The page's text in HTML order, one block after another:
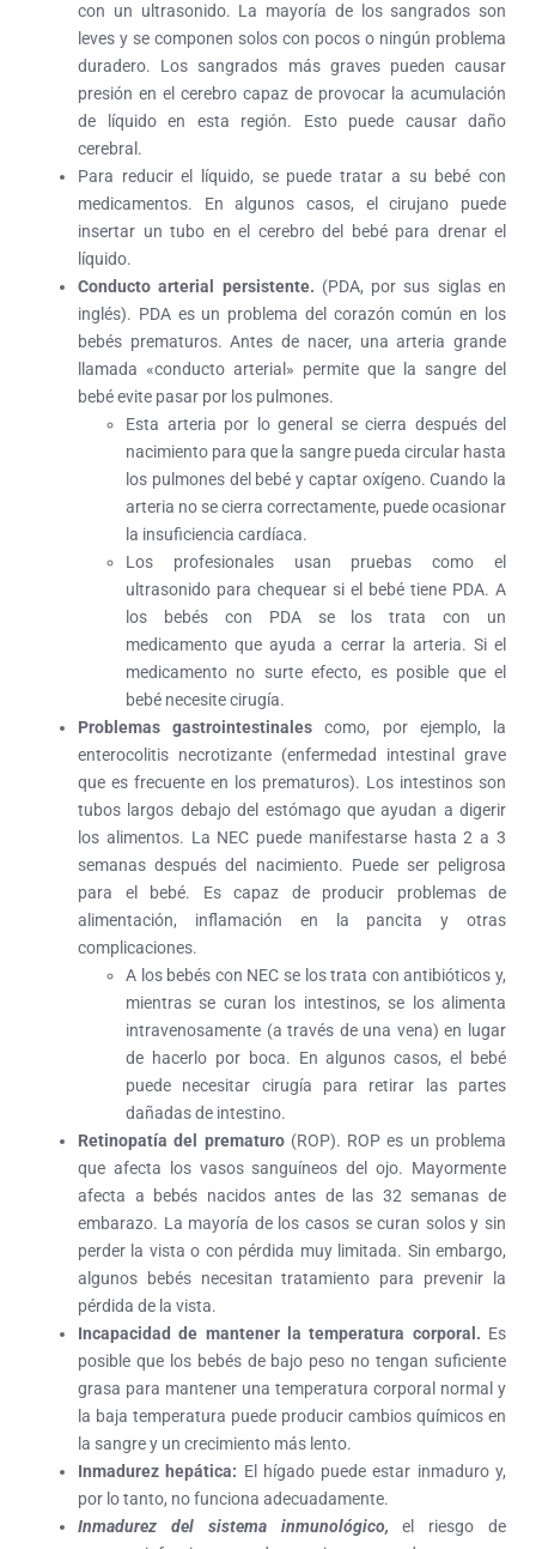
con un ultrasonido. La mayoría de los sangrados son
leves y se componen solos con pocos o ningún problema
duradero. Los sangrados más graves pueden causar
presión en el cerebro capaz de provocar la acumulación
de líquido en esta región. Esto puede causar daño
cerebral.
Para reducir el líquido, se puede tratar a su bebé con
medicamentos. En algunos casos, el cirujano puede
insertar un tubo en el cerebro del bebé para drenar el
líquido.
Conducto arterial persistente. (PDA, por sus siglas en
inglés). PDA es un problema del corazón común en los
bebés prematuros. Antes de nacer, una arteria grande
llamada «conducto arterial» permite que la sangre del
bebé evite pasar por los pulmones.
Esta arteria por lo general se cierra después del
nacimiento para que la sangre pueda circular hasta
los pulmones del bebé y captar oxígeno. Cuando la
arteria no se cierra correctamente, puede ocasionar
la insuficiencia cardíaca.
Los profesionales usan pruebas como el
ultrasonido para chequear si el bebé tiene PDA. A
los bebés con PDA se los trata con un
medicamento que ayuda a cerrar la arteria. Si el
medicamento no surte efecto, es posible que el
bebé necesite cirugía.
Problemas gastrointestinales como, por ejemplo, la
enterocolitis necrotizante (enfermedad intestinal grave
que es frecuente en los prematuros). Los intestinos son
tubos largos debajo del estómago que ayudan a digerir
los alimentos. La NEC puede manifestarse hasta 2 a 3
semanas después del nacimiento. Puede ser peligrosa
para el bebé. Es capaz de producir problemas de
alimentación, inflamación en la pancita y otras
complicaciones.
A los bebés con NEC se los trata con antibióticos y,
mientras se curan los intestinos, se los alimenta
intravenosamente (a través de una vena) en lugar
de hacerlo por boca. En algunos casos, el bebé
puede necesitar cirugía para retirar las partes
dañadas de intestino.
Retinopatía del prematuro (ROP). ROP es un problema
que afecta los vasos sanguíneos del ojo. Mayormente
afecta a bebés nacidos antes de las 32 semanas de
embarazo. La mayoría de los casos se curan solos y sin
perder la vista o con pérdida muy limitada. Sin embargo,
algunos bebés necesitan tratamiento para prevenir la
pérdida de la vista.
Incapacidad de mantener la temperatura corporal. Es
posible que los bebés de bajo peso no tengan suficiente
grasa para mantener una temperatura corporal normal y
la baja temperatura puede producir cambios químicos en
la sangre y un crecimiento más lento.
Inmadurez hepática: El hígado puede estar inmaduro y,
por lo tanto, no funciona adecuadamente.
Inmadurez del sistema inmunológico, el riesgo de